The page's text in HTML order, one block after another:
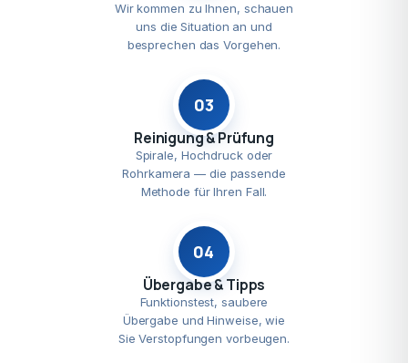
Wir kommen zu Ihnen, schauen
uns die Situation an und
besprechen das Vorgehen.
03
Reinigung & Prüfung
Spirale, Hochdruck oder
Rohrkamera — die passende
Methode für Ihren Fall.
04
Übergabe & Tipps
Funktionstest, saubere
Übergabe und Hinweise, wie
Sie Verstopfungen vorbeugen.